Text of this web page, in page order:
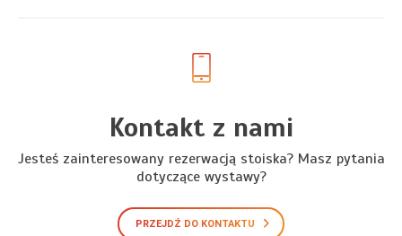
Kontakt z nami
Jesteś zainteresowany rezerwacją stoiska? Masz pytania
dotyczące wystawy?
PRZEJDŹ DO KONTAKTU